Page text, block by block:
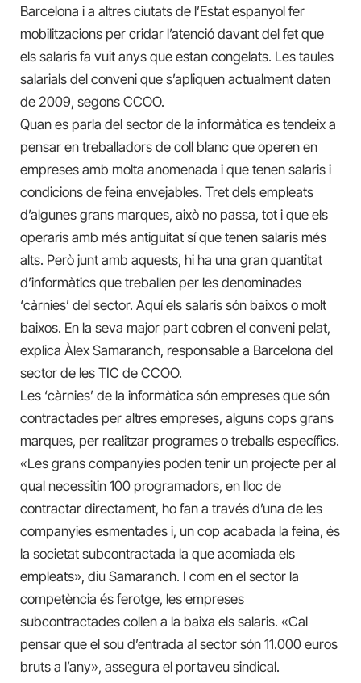
Barcelona i a altres ciutats de l’Estat espanyol fer
mobilitzacions per cridar l’atenció davant del fet que
els salaris fa vuit anys que estan congelats. Les taules
salarials del conveni que s’apliquen actualment daten
de 2009, segons CCOO.
Quan es parla del sector de la informàtica es tendeix a
pensar en treballadors de coll blanc que operen en
empreses amb molta anomenada i que tenen salaris i
condicions de feina envejables. Tret dels empleats
d’algunes grans marques, això no passa, tot i que els
operaris amb més antiguitat sí que tenen salaris més
alts. Però junt amb aquests, hi ha una gran quantitat
d’informàtics que treballen per les denominades
‘càrnies’ del sector. Aquí els salaris són baixos o molt
baixos. En la seva major part cobren el conveni pelat,
explica Àlex Samaranch, responsable a Barcelona del
sector de les TIC de CCOO.
Les ‘càrnies’ de la informàtica són empreses que són
contractades per altres empreses, alguns cops grans
marques, per realitzar programes o treballs específics.
«Les grans companyies poden tenir un projecte per al
qual necessitin 100 programadors, en lloc de
contractar directament, ho fan a través d’una de les
companyies esmentades i, un cop acabada la feina, és
la societat subcontractada la que acomiada els
empleats», diu Samaranch. I com en el sector la
competència és ferotge, les empreses
subcontractades collen a la baixa els salaris. «Cal
pensar que el sou d’entrada al sector són 11.000 euros
bruts a l’any», assegura el portaveu sindical.